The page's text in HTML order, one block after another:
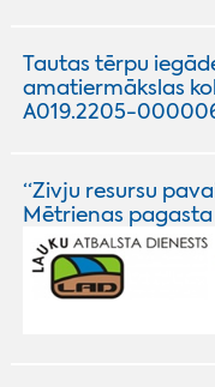
Tautas tērpu
amatiermākslas
A019.2205-
“Zivju resursu
Mētrienas pagasta